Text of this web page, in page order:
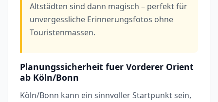
Altstädten sind dann magisch – perfekt für
unvergessliche Erinnerungsfotos ohne
Touristenmassen.
Planungssicherheit fuer Vorderer Orient
ab Köln/Bonn
Köln/Bonn kann ein sinnvoller Startpunkt sein,